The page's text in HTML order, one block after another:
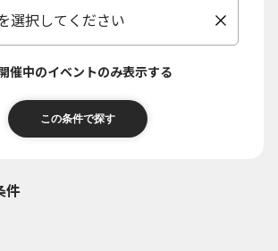
選択してください
催中のイベントのみ表示する
件